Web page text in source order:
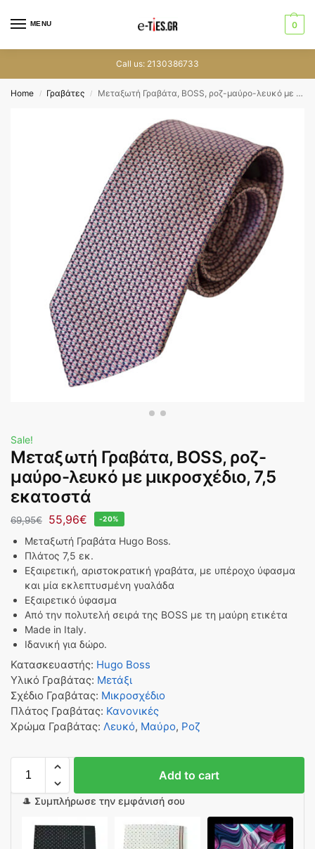
MENU 0
Call us: 2130386733
Home / Γραβάτες / Μεταξωτή Γραβάτα, BOSS, ροζ-μαύρο-λευκό με μικροσχέδιο, 7,5 εκατοστά
Sale!
Μεταξωτή Γραβάτα, BOSS, ροζ-
μαύρο-λευκό με μικροσχέδιο, 7,5
εκατοστά
69,95€ 55,96€ -20%
Μεταξωτή Γραβάτα Hugo Boss.
Πλάτος 7,5 εκ.
Εξαιρετική, αριστοκρατική γραβάτα, με υπέροχο ύφασμα
και μία εκλεπτυσμένη γυαλάδα
Εξαιρετικό ύφασμα
Από την πολυτελή σειρά της BOSS με τη μαύρη ετικέτα
Made in Italy.
Ιδανική για δώρο.
Κατασκευαστής: Hugo Boss
Υλικό Γραβάτας: Μετάξι
Σχέδιο Γραβάτας: Μικροσχέδιο
Πλάτος Γραβάτας: Κανονικές
Χρώμα Γραβάτας: Λευκό, Μαύρο, Ροζ
Add to cart
🎩 Συμπλήρωσε την εμφάνισή σου